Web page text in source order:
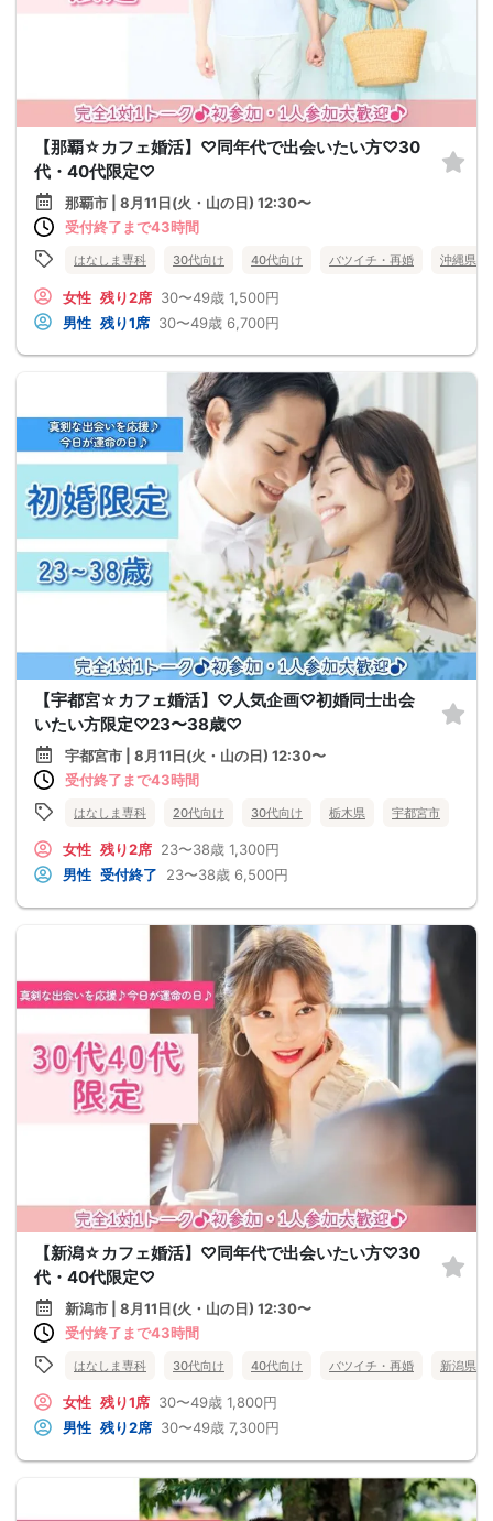
【那覇☆カフェ婚活】♡同年代で出会いたい方♡30
代・40代限定♡
那覇市 | 8月11日(火・山の日) 12:30〜
受付終了まで43時間
はなしま専科 30代向け 40代向け バツイチ・再婚 沖縄県
女性 残り2席 30〜49歳 1,500円
男性 残り1席 30〜49歳 6,700円
【宇都宮☆カフェ婚活】♡人気企画♡初婚同士出会
いたい方限定♡23〜38歳♡
宇都宮市 | 8月11日(火・山の日) 12:30〜
受付終了まで43時間
はなしま専科 20代向け 30代向け 栃木県 宇都宮市
女性 残り2席 23〜38歳 1,300円
男性 受付終了 23〜38歳 6,500円
【新潟☆カフェ婚活】♡同年代で出会いたい方♡30
代・40代限定♡
新潟市 | 8月11日(火・山の日) 12:30〜
受付終了まで43時間
はなしま専科 30代向け 40代向け バツイチ・再婚 新潟県
女性 残り1席 30〜49歳 1,800円
男性 残り2席 30〜49歳 7,300円